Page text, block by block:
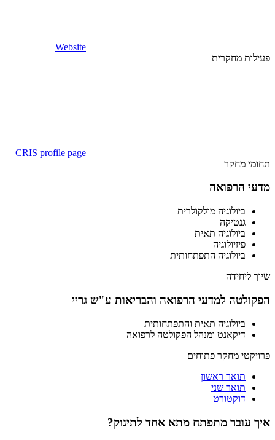
Website
פעילות מחקרית
CRIS profile page
תחומי מחקר
מדעי הרפואה
ביולוגיה מולקולרית
גנטיקה
ביולוגיה תאית
פיזיולוגיה
ביולוגיה התפתחותית
שיוך ליחידה
הפקולטה למדעי הרפואה והבריאות ע"ש גריי
ביולוגיה תאית והתפתחותית
דיקאנט ומנהל הפקולטה לרפואה
פרויקטי מחקר פתוחים
תואר ראשון
תואר שני
דוקטורט
איך עובר מתפתח מתא אחד לתינוק?